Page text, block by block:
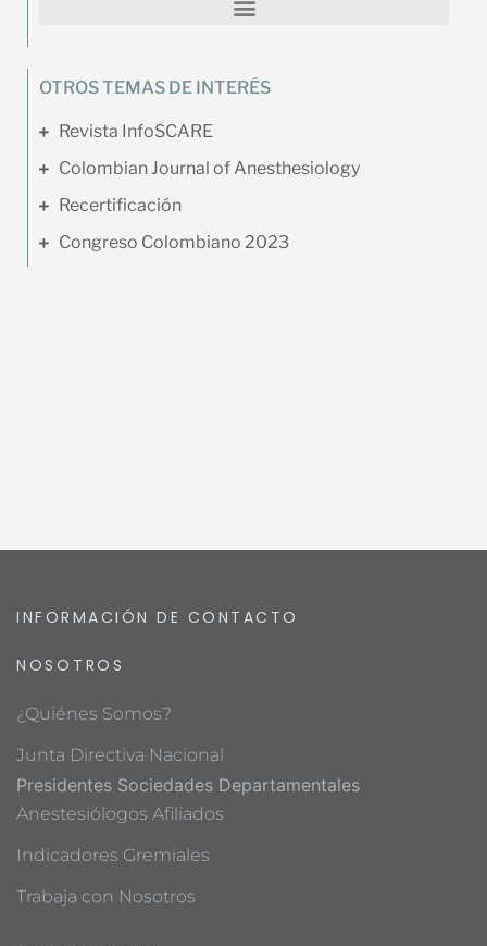
OTROS TEMAS DE INTERÉS
Revista InfoSCARE
Colombian Journal of Anesthesiology
Recertificación
Congreso Colombiano 2023
INFORMACIÓN DE CONTACTO
NOSOTROS
¿Quiénes Somos?
Junta Directiva Nacional
Presidentes Sociedades Departamentales
Anestesiólogos Afiliados
Indicadores Gremiales
Trabaja con Nosotros